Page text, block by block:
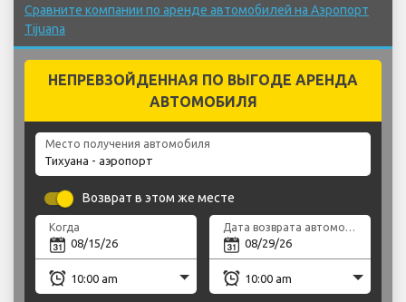
Сравните компании по аренде автомобилей на Аэропорт
Tijuana
НЕПРЕВЗОЙДЕННАЯ ПО ВЫГОДЕ АРЕНДА
АВТОМОБИЛЯ
Место получения автомобиля
Возврат в этом же месте
Когда Дата возврата автомобиля